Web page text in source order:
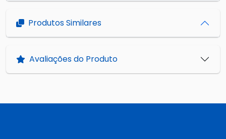
Produtos Similares
Avaliações do Produto